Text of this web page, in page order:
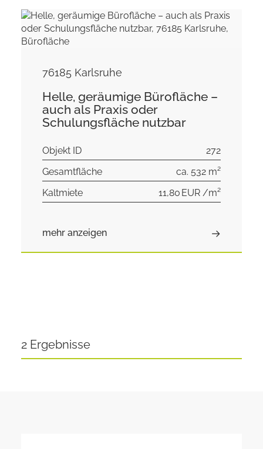
76185 Karlsruhe
Helle, geräumige Bürofläche –
auch als Praxis oder
Schulungsfläche nutzbar
Objekt ID
272
Gesamtfläche
ca. 532 m²
Kaltmiete
11,80 EUR /m²
mehr anzeigen
2 Ergebnisse